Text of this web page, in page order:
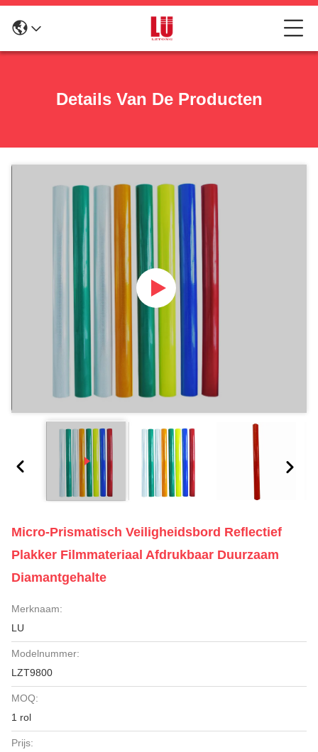
Details Van De Producten
Micro-Prismatisch Veiligheidsbord Reflectief
Plakker Filmmateriaal Afdrukbaar Duurzaam
Diamantgehalte
Merknaam:
LU
Modelnummer:
LZT9800
MOQ:
1 rol
Prijs: